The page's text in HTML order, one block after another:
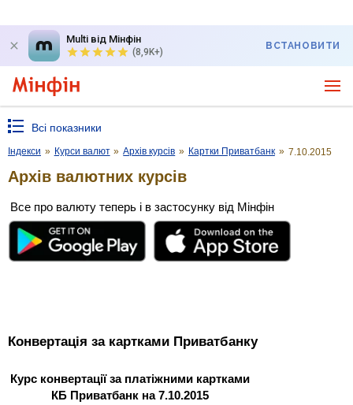
Multi від Мінфін
(8,9K+)
ВСТАНОВИТИ
Всі показники
Індекси » Курси валют » Архів курсів » Картки Приватбанк » 7.10.2015
Архів валютних курсів
Все про валюту теперь і в застосунку від Мінфін
Конвертація за картками Приватбанку
Курс конвертації за платіжними картками
КБ Приватбанк на 7.10.2015